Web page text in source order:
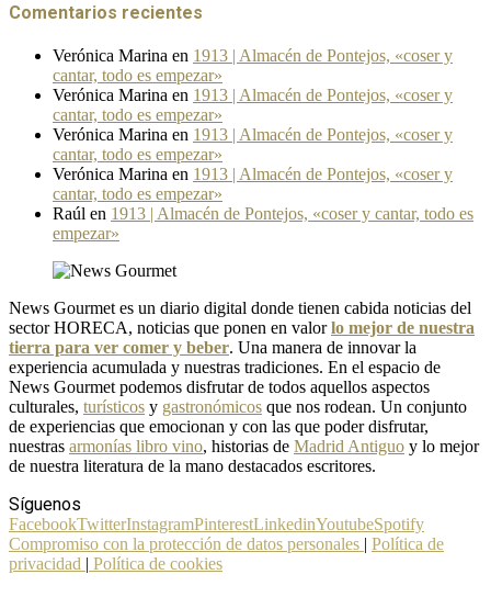
Comentarios recientes
Verónica Marina en 1913 | Almacén de Pontejos, «coser y
cantar, todo es empezar»
Verónica Marina en 1913 | Almacén de Pontejos, «coser y
cantar, todo es empezar»
Verónica Marina en 1913 | Almacén de Pontejos, «coser y
cantar, todo es empezar»
Verónica Marina en 1913 | Almacén de Pontejos, «coser y
cantar, todo es empezar»
Raúl en 1913 | Almacén de Pontejos, «coser y cantar, todo es
empezar»
News Gourmet es un diario digital donde tienen cabida noticias del
sector HORECA, noticias que ponen en valorlo mejor de nuestra
tierra para ver comer y beber. Una manera de innovar la
experiencia acumulada y nuestras tradiciones. En el espacio de
News Gourmet podemos disfrutar de todos aquellos aspectos
culturales, turísticos y gastronómicos que nos rodean. Un conjunto
de experiencias que emocionan y con las que poder disfrutar,
nuestras armonías libro vino, historias de Madrid Antiguo y lo mejor
de nuestra literatura de la mano destacados escritores.
Síguenos
FacebookTwitterInstagramPinterestLinkedinYoutubeSpotify
Compromiso con la protección de datos personales | Política de
privacidad | Política de cookies